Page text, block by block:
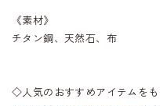
《素材》
チタン鋼、天然石、布
◇人気のおすすめアイテムをも